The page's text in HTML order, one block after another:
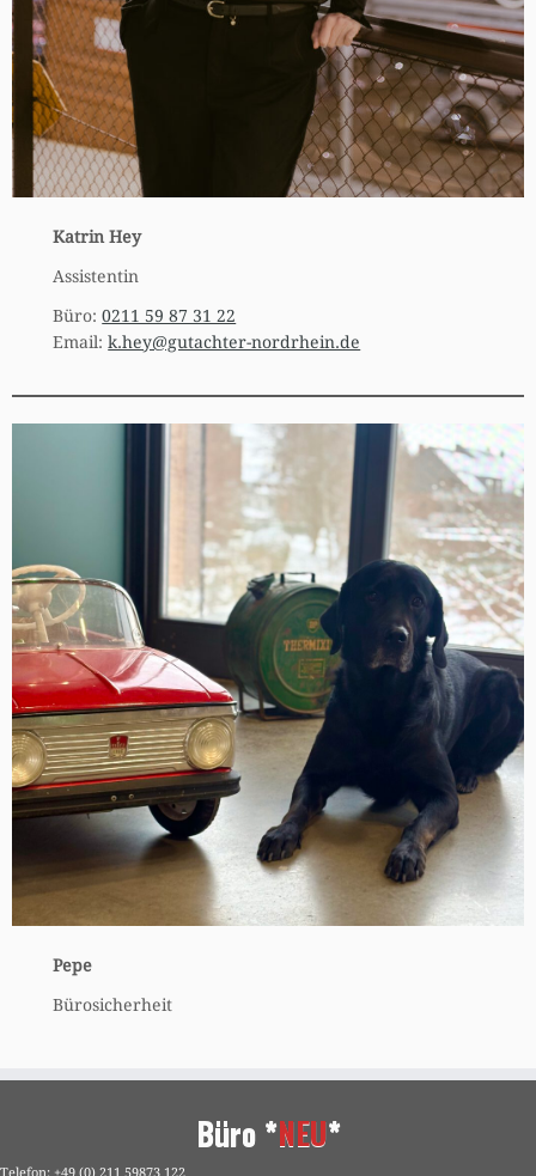
Katrin Hey
Assistentin
Büro:0211 59 87 31 22
Email:k.hey@gutachter-nordrhein.de
Pepe
Bürosicherheit
Büro *NEU*
Telefon: +49 (0) 211 59873 122